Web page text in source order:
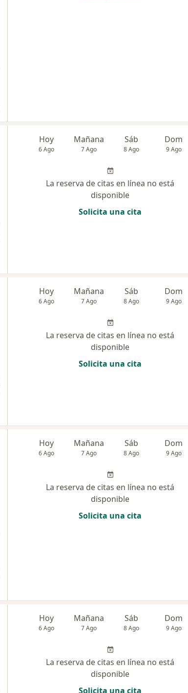
Hoy
6 Ago
Mañana
7 Ago
Sáb
8 Ago
Dom
9 Ago
La reserva de citas en línea no está
disponible
Solicita una cita
Hoy
6 Ago
Mañana
7 Ago
Sáb
8 Ago
Dom
9 Ago
La reserva de citas en línea no está
disponible
Solicita una cita
Hoy
6 Ago
Mañana
7 Ago
Sáb
8 Ago
Dom
9 Ago
La reserva de citas en línea no está
disponible
Solicita una cita
Hoy
6 Ago
Mañana
7 Ago
Sáb
8 Ago
Dom
9 Ago
La reserva de citas en línea no está
disponible
Solicita una cita